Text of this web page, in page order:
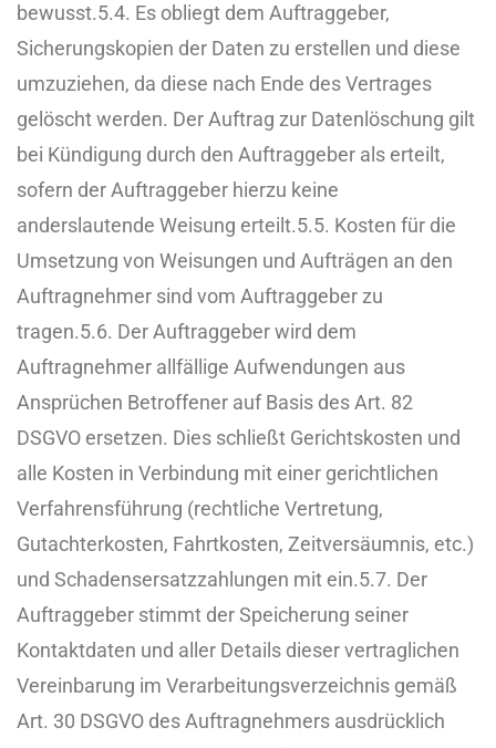
bewusst.5.4. Es obliegt dem Auftraggeber,
Sicherungskopien der Daten zu erstellen und diese
umzuziehen, da diese nach Ende des Vertrages
gelöscht werden. Der Auftrag zur Datenlöschung gilt
bei Kündigung durch den Auftraggeber als erteilt,
sofern der Auftraggeber hierzu keine
anderslautende Weisung erteilt.5.5. Kosten für die
Umsetzung von Weisungen und Aufträgen an den
Auftragnehmer sind vom Auftraggeber zu
tragen.5.6. Der Auftraggeber wird dem
Auftragnehmer allfällige Aufwendungen aus
Ansprüchen Betroffener auf Basis des Art. 82
DSGVO ersetzen. Dies schließt Gerichtskosten und
alle Kosten in Verbindung mit einer gerichtlichen
Verfahrensführung (rechtliche Vertretung,
Gutachterkosten, Fahrtkosten, Zeitversäumnis, etc.)
und Schadensersatzzahlungen mit ein.5.7. Der
Auftraggeber stimmt der Speicherung seiner
Kontaktdaten und aller Details dieser vertraglichen
Vereinbarung im Verarbeitungsverzeichnis gemäß
Art. 30 DSGVO des Auftragnehmers ausdrücklich